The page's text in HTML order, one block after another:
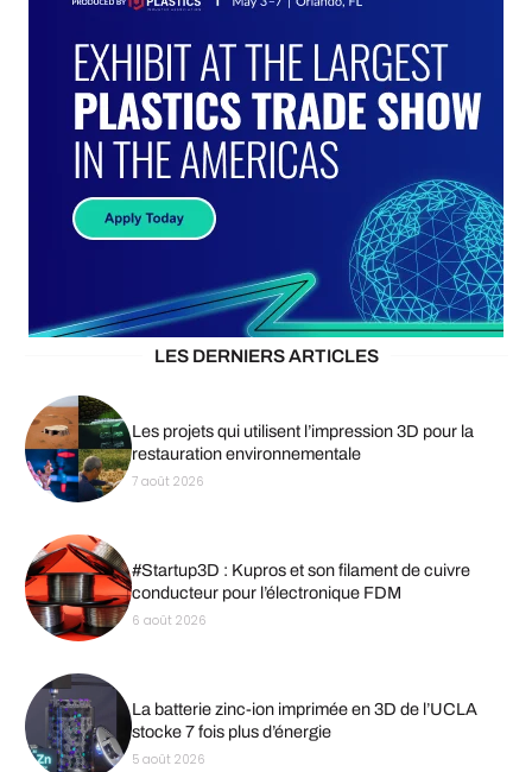
LES DERNIERS ARTICLES
Les projets qui utilisent l’impression 3D pour la
restauration environnementale
7 août 2026
#Startup3D : Kupros et son filament de cuivre
conducteur pour l’électronique FDM
6 août 2026
La batterie zinc-ion imprimée en 3D de l’UCLA
stocke 7 fois plus d’énergie
5 août 2026